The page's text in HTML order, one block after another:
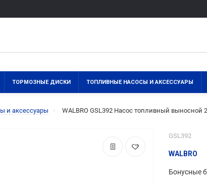
ТОРМОЗНЫЕ ДИСКИ ТОПЛИВНЫЕ НАСОСЫ И АКСЕССУАРЫ
и аксессуары WALBRO GSL392 Насос топливный выносной
GSL392
WALBRO
Бонусные